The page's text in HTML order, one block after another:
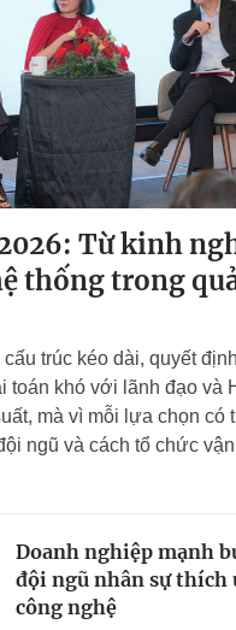
Từ kinh
thống trong
trúc kéo dài, quyết
toán khó với lãnh đạo và
mà vì mỗi lựa chọn có
ngũ và cách tổ chức
Doanh nghiệp mạnh
đội ngũ nhân sự thích
công nghệ